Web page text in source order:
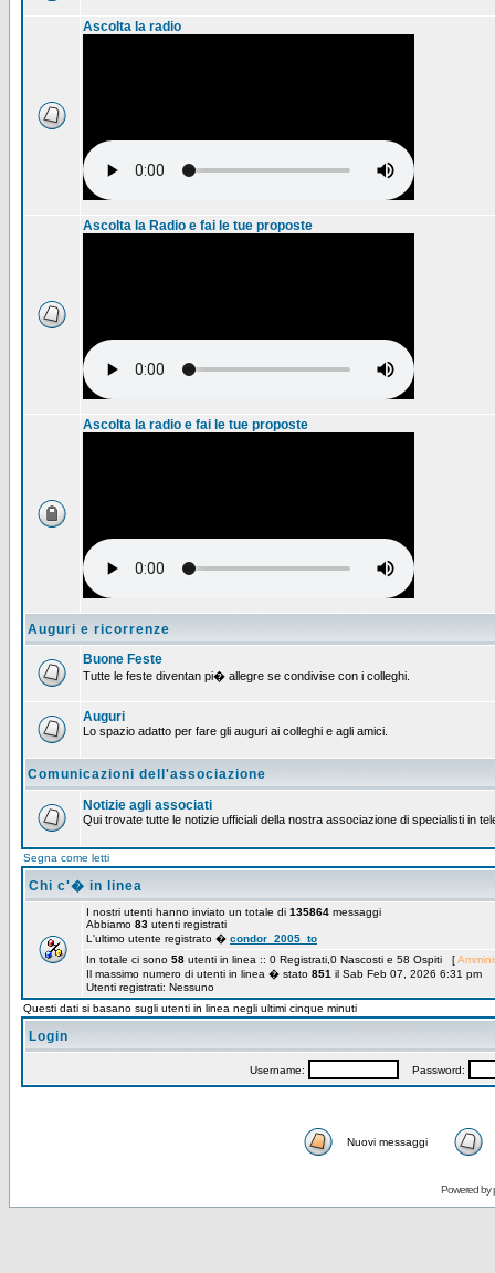
Ascolta la radio
Ascolta la Radio e fai le tue proposte
Ascolta la radio e fai le tue proposte
Auguri e ricorrenze
Buone Feste
Tutte le feste diventan pi� allegre se condivise con i colleghi.
Auguri
Lo spazio adatto per fare gli auguri ai colleghi e agli amici.
Comunicazioni dell'associazione
Notizie agli associati
Qui trovate tutte le notizie ufficiali della nostra associazione di specialisti in
Segna come letti
Chi c'� in linea
I nostri utenti hanno inviato un totale di 135864 messaggi
Abbiamo 83 utenti registrati
L'ultimo utente registrato � condor_2005_to
In totale ci sono 58 utenti in linea :: 0 Registrati,0 Nascosti e 58 Ospiti [
Il massimo numero di utenti in linea � stato 851 il Sab Feb 07, 2026 6:31 pm
Utenti registrati: Nessuno
Questi dati si basano sugli utenti in linea negli ultimi cinque minuti
Login
Username: Password:
Nuovi messaggi
Powered by